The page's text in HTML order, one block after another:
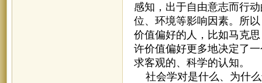
感知，出于自由意志而行
位、环境等影响因素。所
价值偏好的人，比如马克
许价值偏好更多地决定了
求客观的、科学的认知。
社会学对是什么、为什么